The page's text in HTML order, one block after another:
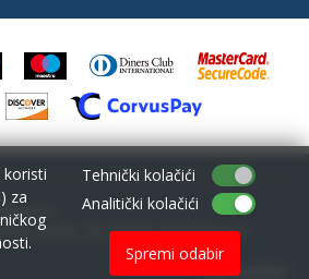
d.o.o.
je zaštićen i bez dozvole zabranjeno ga je
web by NIVAGO
koristi
za
Tehnički kolačići
Analitički kolačići
Spremi odabir